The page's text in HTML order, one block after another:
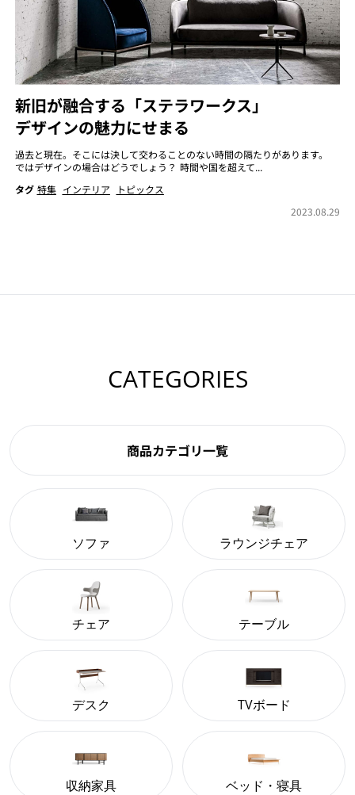
新旧が融合する「ステラワークス」
デザインの魅力にせまる
過去と現在。そこには決して交わることのない時間の隔たりがあります。
ではデザインの場合はどうでしょう？ 時間や国を超えて...
タグ 特集 インテリア
トピックス
2023.08.29
CATEGORIES
商品カテゴリ一覧
ソファ ラウンジチェア
チェア テーブル
デスク TVボード
収納家具 ベッド・寝具